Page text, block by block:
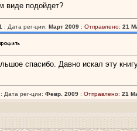
виде подойдет?
: Дата рег-ции: Март 2009: Отправлено: 21
спасибо. Давно искал эту
Дата рег-ции: Февр. 2009: Отправлено: 21